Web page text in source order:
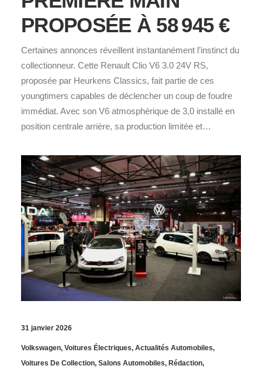
PROPOSÉE À 58 945 €
Certaines annonces réveillent instantanément l’instinct du
collectionneur. Cette Renault Clio V6 3.0 24V RS,
proposée par Heurkens Classics, fait partie de ces
youngtimers capables de déclencher un coup de foudre
immédiat. Avec son V6 atmosphérique de 3,0 installé en
position centrale arrière, sa production limitée et…
31 janvier 2026
Volkswagen, Voitures Électriques, Actualités Automobiles,
Voitures De Collection, Salons Automobiles, Rédaction,